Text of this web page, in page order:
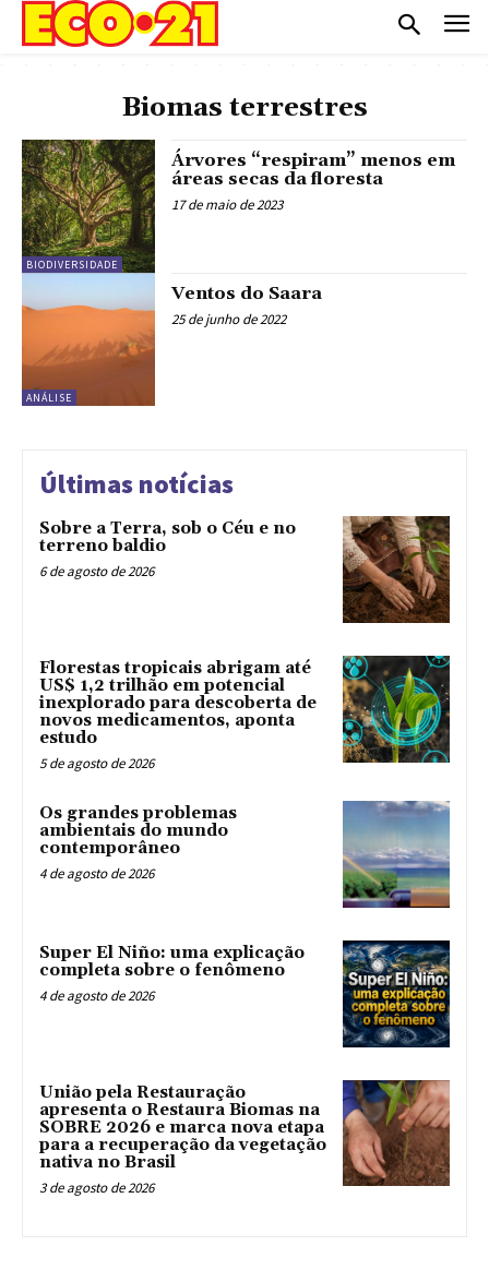
Biomas terrestres
BIODIVERSIDADE
Árvores “respiram” menos em
áreas secas da floresta
17 de maio de 2023
ANÁLISE
Ventos do Saara
25 de junho de 2022
Últimas notícias
Sobre a Terra, sob o Céu e no
terreno baldio
6 de agosto de 2026
Florestas tropicais abrigam até
US$ 1,2 trilhão em potencial
inexplorado para descoberta de
novos medicamentos, aponta
estudo
5 de agosto de 2026
Os grandes problemas
ambientais do mundo
contemporâneo
4 de agosto de 2026
Super El Niño: uma explicação
completa sobre o fenômeno
4 de agosto de 2026
União pela Restauração
apresenta o Restaura Biomas na
SOBRE 2026 e marca nova etapa
para a recuperação da vegetação
nativa no Brasil
3 de agosto de 2026